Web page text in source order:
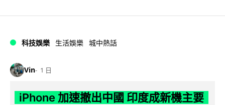
科技娛樂 生活娛樂 城中熱話
Vin 1 日
iPhone 加速撤出中國 印度成新機主要